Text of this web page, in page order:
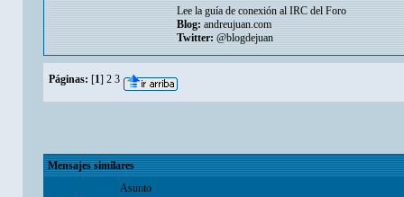
Lee la guía de conexión al IRC del Foro
Blog: andreujuan.com
Twitter: @blogdejuan
Páginas: [1] 2 3
Mensajes similares
Asunto